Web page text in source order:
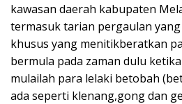
kawasan daerah kabupaten
termasuk tarian pergaulan
khusus yang menitikberatkan
bermula pada zaman dulu
mulailah para lelaki betobah
ada seperti klenang,gong dan